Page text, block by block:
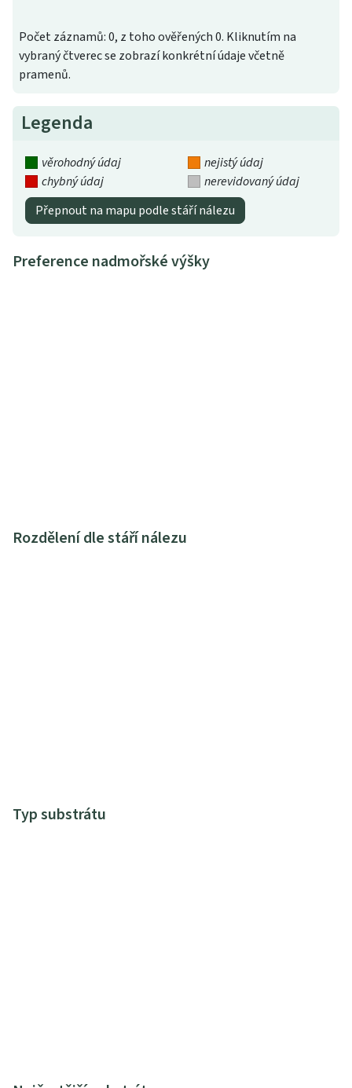
Počet záznamů: 0, z toho ověřených 0. Kliknutím na
vybraný čtverec se zobrazí konkrétní údaje včetně
pramenů.
Legenda
věrohodný údaj
nejistý údaj
chybný údaj
nerevidovaný údaj
Přepnout na mapu podle stáří nálezu
Preference nadmořské výšky
Rozdělení dle stáří nálezu
Typ substrátu